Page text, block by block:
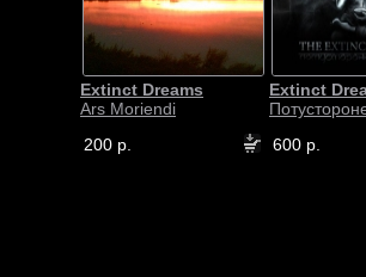
Extinct Dreams
Ars Moriendi
200 р.
Extinct
600 р.